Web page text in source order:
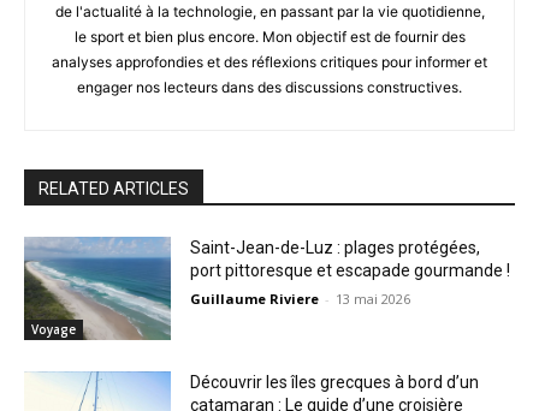
de l'actualité à la technologie, en passant par la vie quotidienne,
le sport et bien plus encore. Mon objectif est de fournir des
analyses approfondies et des réflexions critiques pour informer et
engager nos lecteurs dans des discussions constructives.
RELATED ARTICLES
Voyage
Saint-Jean-de-Luz : plages protégées,
port pittoresque et escapade gourmande !
Guillaume Riviere - 13 mai 2026
Découvrir les îles grecques à bord d’un
catamaran : Le guide d’une croisière